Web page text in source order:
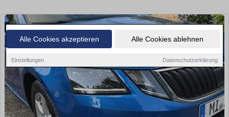
Alle Cookies akzeptieren Alle Cookies ablehnen
Einstellungen Datenschutzerklärung